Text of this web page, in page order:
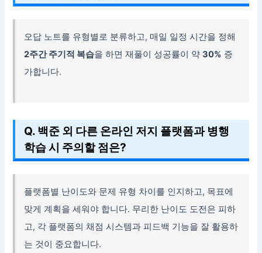
오답 노트를 유형별로 분류하고, 매일 일정 시간을 정해
2주간 주기적 복습을 하면 재풀이 성공률이 약30% 증
가합니다.
Q. 백준 외 다른 온라인 저지 플랫폼과 병행
학습 시 주의할 점은?
플랫폼별 난이도와 문제 유형 차이를 인지하고, 목표에
맞게 계획을 세워야 합니다. 무리한 난이도 도전은 피하
고, 각 플랫폼의 채점 시스템과 피드백 기능을 잘 활용하
는 것이 중요합니다.